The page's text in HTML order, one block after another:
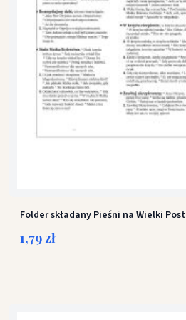
Folder składany Pieśni na Wielki Post
1,79 zł